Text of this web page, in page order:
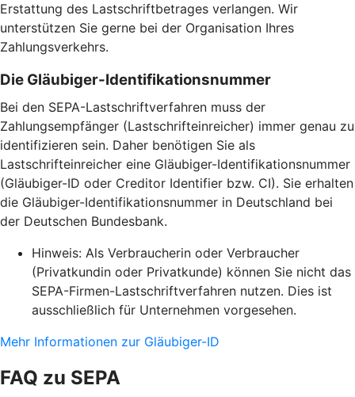
Erstattung des Lastschriftbetrages verlangen. Wir
unterstützen Sie gerne bei der Organisation Ihres
Zahlungsverkehrs.
Die Gläubiger-Identifikationsnummer
Bei den SEPA-Lastschriftverfahren muss der
Zahlungsempfänger (Lastschrifteinreicher) immer genau zu
identifizieren sein. Daher benötigen Sie als
Lastschrifteinreicher eine Gläubiger-Identifikationsnummer
(Gläubiger-ID oder Creditor Identifier bzw. CI). Sie erhalten
die Gläubiger-Identifikationsnummer in Deutschland bei
der Deutschen Bundesbank.
Hinweis: Als Verbraucherin oder Verbraucher
(Privatkundin oder Privatkunde) können Sie nicht das
SEPA-Firmen-Lastschriftverfahren nutzen. Dies ist
ausschließlich für Unternehmen vorgesehen.
Mehr Informationen zur Gläubiger-ID
FAQ zu SEPA